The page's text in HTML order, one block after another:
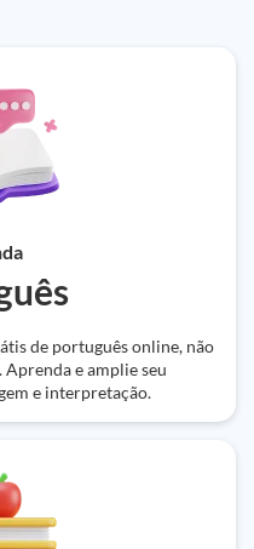
de português online, não
e amplie seu
e interpretação.